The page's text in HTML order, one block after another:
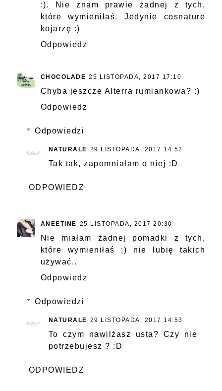
:). Nie znam prawie żadnej z tych,
które wymieniłaś. Jedynie cosnature
kojarzę :)
Odpowiedz
CHOCOLADE 25 LISTOPADA, 2017 17:10
Chyba jeszcze Alterra rumiankowa? :)
Odpowiedz
Odpowiedzi
NATURALE 29 LISTOPADA, 2017 14:52
Tak tak, zapomniałam o niej :D
ODPOWIEDZ
ANEETINE 25 LISTOPADA, 2017 20:30
Nie miałam żadnej pomadki z tych,
które wymieniłaś ;) nie lubię takich
używać..
Odpowiedz
Odpowiedzi
NATURALE 29 LISTOPADA, 2017 14:53
To czym nawilżasz usta? Czy nie
potrzebujesz ? :D
ODPOWIEDZ